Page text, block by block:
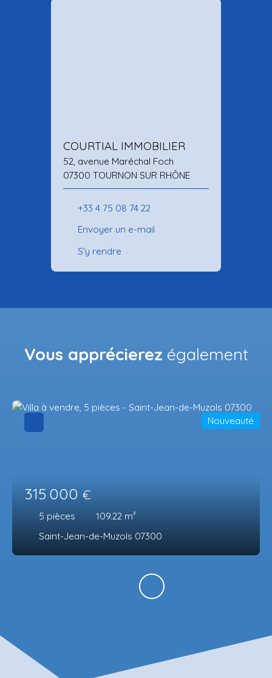
COURTIAL IMMOBILIER
52, avenue Maréchal Foch
07300 TOURNON SUR RHÔNE
+33 4 75 08 74 22
Envoyer un e-mail
S'y rendre
Vous apprécierez également
315 000 €
5 pièces 109.22 m²
Saint-Jean-de-Muzols 07300
Nouveauté